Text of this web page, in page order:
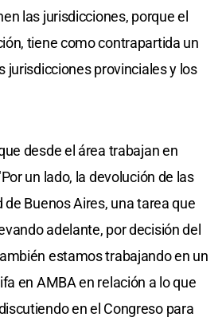
las jurisdicciones, porque el
tiene como contrapartida un
jurisdicciones provinciales y los
desde el área trabajan en
un lado, la devolución de las
de Buenos Aires, una tarea que
adelante, por decisión del
estamos trabajando en un
en AMBA en relación a lo que
en el Congreso para